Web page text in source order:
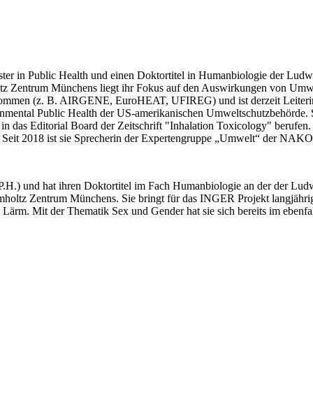
in Public Health und einen Doktortitel in Humanbiologie der
Zentrum Münchens liegt ihr Fokus auf den Auswirkungen von
(z. B. AIRGENE, EuroHEAT, UFIREG) und ist derzeit
Public Health der US-amerikanischen
das Editorial Board der Zeitschrift "Inhalation Toxicology"
2018 ist sie Sprecherin der Expertengruppe „Umwelt“ der
und hat ihren Doktortitel im Fach Humanbiologie an der der
Zentrum Münchens. Sie bringt für das INGER Projekt
Mit der Thematik Sex und Gender hat sie sich bereits im